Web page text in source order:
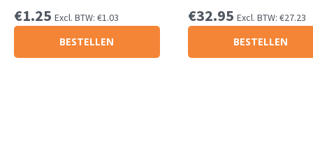
€1.25 Excl. BTW: €1.03
BESTELLEN
€32.95 Excl. BTW: €27.23
BESTELLEN